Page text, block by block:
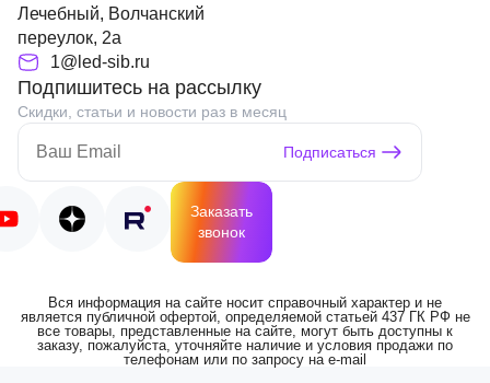
Лечебный, Волчанский
переулок, 2а
1@led-sib.ru
Подпишитесь на рассылку
Скидки, статьи и новости раз в месяц
Подписаться
Заказать
звонок
Вся информация на сайте носит справочный характер и не
является публичной офертой, определяемой статьей 437 ГК РФ не
все товары, представленные на сайте, могут быть доступны к
заказу, пожалуйста, уточняйте наличие и условия продажи по
телефонам или по запросу на e-mail